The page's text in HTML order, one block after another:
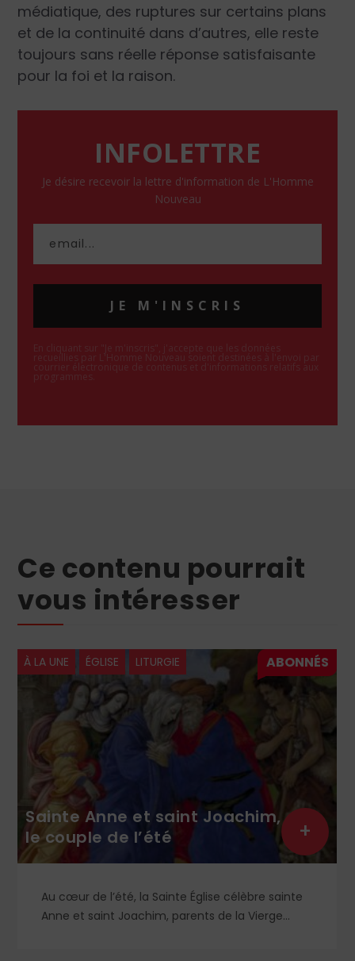
médiatique, des ruptures sur certains plans
et de la continuité dans d’autres, elle reste
toujours sans réelle réponse satisfaisante
pour la foi et la raison.
INFOLETTRE
Je désire recevoir la lettre d'information de L'Homme
Nouveau
JE M'INSCRIS
En cliquant sur "Je m'inscris", j'accepte que les données
recueillies par L'Homme Nouveau soient destinées à l'envoi par
courrier électronique de contenus et d'informations relatifs aux
programmes.
Ce contenu pourrait
vous intéresser
À LA UNE ÉGLISE LITURGIE
Sainte Anne et saint Joachim,
le couple de l’été
Au cœur de l’été, la Sainte Église célèbre sainte
Anne et saint Joachim, parents de la Vierge
+